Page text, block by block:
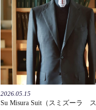
2026.05.15
Su Misura Suit（スミズーラ